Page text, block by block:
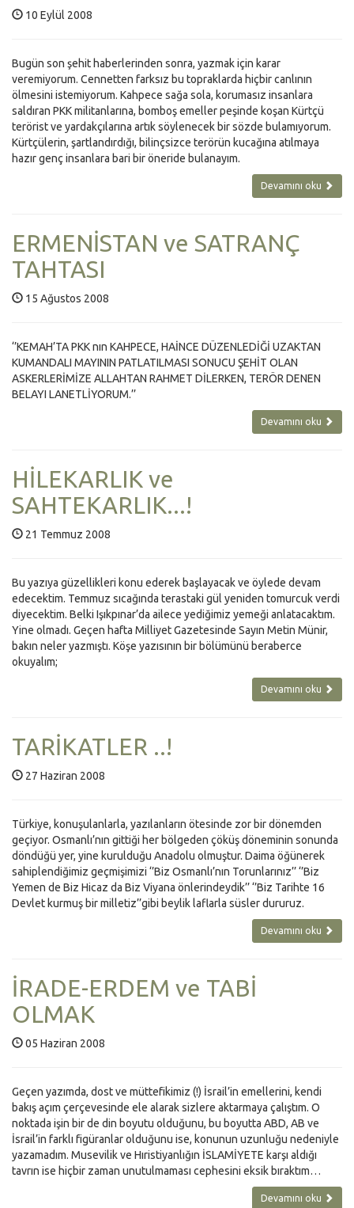
10 Eylül 2008
Bugün son şehit haberlerinden sonra, yazmak için karar
veremiyorum. Cennetten farksız bu topraklarda hiçbir canlının
ölmesini istemiyorum. Kahpece sağa sola, korumasız insanlara
saldıran PKK militanlarına, bomboş emeller peşinde koşan Kürtçü
terörist ve yardakçılarına artık söylenecek bir sözde bulamıyorum.
Kürtçülerin, şartlandırdığı, bilinçsizce terörün kucağına atılmaya
hazır genç insanlara bari bir öneride bulanayım.
Devamını oku
ERMENİSTAN ve SATRANÇ
TAHTASI
15 Ağustos 2008
‘’KEMAH’TA PKK nın KAHPECE, HAİNCE DÜZENLEDİĞİ UZAKTAN
KUMANDALI MAYININ PATLATILMASI SONUCU ŞEHİT OLAN
ASKERLERİMİZE ALLAHTAN RAHMET DİLERKEN, TERÖR DENEN
BELAYI LANETLİYORUM.’’
Devamını oku
HİLEKARLIK ve
SAHTEKARLIK...!
21 Temmuz 2008
Bu yazıya güzellikleri konu ederek başlayacak ve öylede devam
edecektim. Temmuz sıcağında terastaki gül yeniden tomurcuk verdi
diyecektim. Belki Işıkpınar’da ailece yediğimiz yemeği anlatacaktım.
Yine olmadı. Geçen hafta Milliyet Gazetesinde Sayın Metin Münir,
bakın neler yazmıştı. Köşe yazısının bir bölümünü beraberce
okuyalım;
Devamını oku
TARİKATLER ..!
27 Haziran 2008
Türkiye, konuşulanlarla, yazılanların ötesinde zor bir dönemden
geçiyor. Osmanlı’nın gittiği her bölgeden çöküş döneminin sonunda
döndüğü yer, yine kurulduğu Anadolu olmuştur. Daima öğünerek
sahiplendiğimiz geçmişimizi ‘’Biz Osmanlı’nın Torunlarınız’’ ‘’Biz
Yemen de Biz Hicaz da Biz Viyana önlerindeydik’’ ‘’Biz Tarihte 16
Devlet kurmuş bir milletiz’’gibi beylik laflarla süsler dururuz.
Devamını oku
İRADE-ERDEM ve TABİ
OLMAK
05 Haziran 2008
Geçen yazımda, dost ve müttefikimiz (!) İsrail’in emellerini, kendi
bakış açım çerçevesinde ele alarak sizlere aktarmaya çalıştım. O
noktada işin bir de din boyutu olduğunu, bu boyutta ABD, AB ve
İsrail’in farklı figüranlar olduğunu ise, konunun uzunluğu nedeniyle
yazamadım. Musevilik ve Hıristiyanlığın İSLAMİYETE karşı aldığı
tavrın ise hiçbir zaman unutulmaması cephesini eksik bıraktım…
Devamını oku